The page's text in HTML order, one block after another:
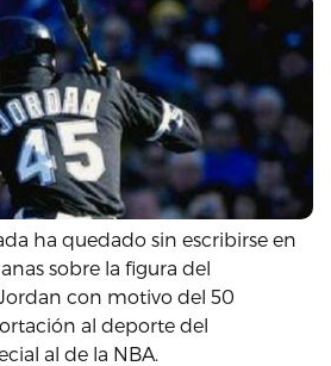
ha quedado sin escribirse en
sobre la figura del
con motivo del 50
al deporte del
al de la NBA.